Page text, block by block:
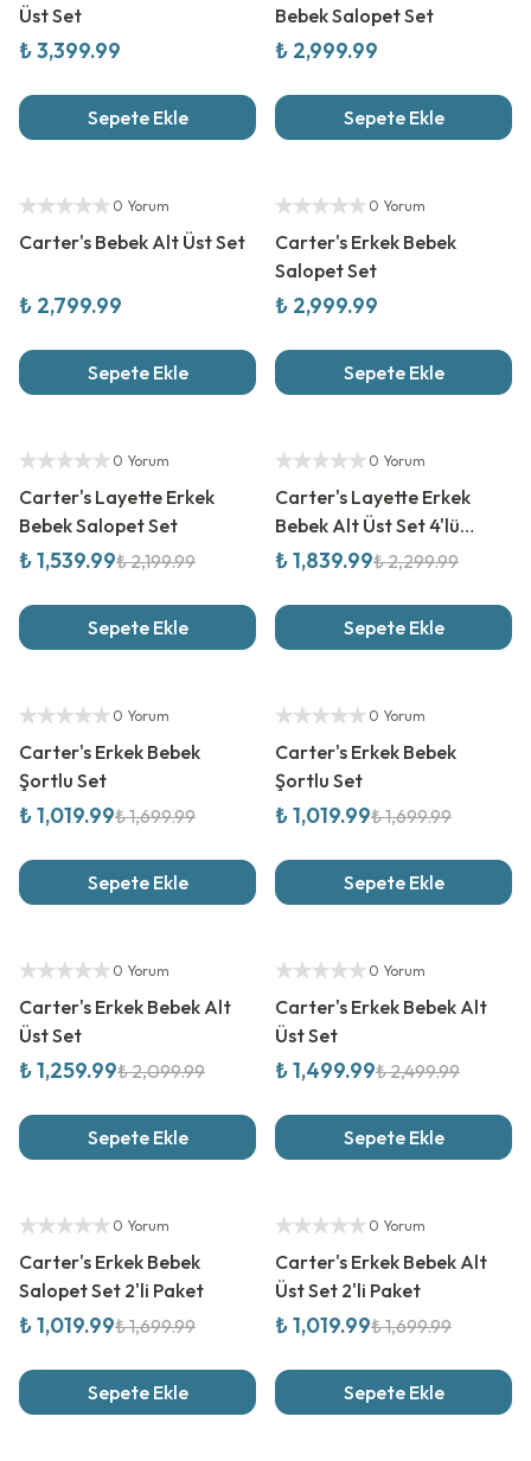
Üst Set
₺ 3,399.99
Sepete Ekle
Bebek Salopet Set
₺ 2,999.99
Sepete Ekle
0 Yorum
Carter's Bebek Alt Üst Set
₺ 2,799.99
Sepete Ekle
0 Yorum
Carter's Erkek Bebek
Salopet Set
₺ 2,999.99
Sepete Ekle
Yetkili Satıcı
0 Yorum
Carter's Layette Erkek
Bebek Salopet Set
₺ 1,539.99₺ 2,199.99
Sepete Ekle
Yetkili Satıcı
0 Yorum
Carter's Layette Erkek
Bebek Alt Üst Set 4'lü
Paket
₺ 1,839.99₺ 2,299.99
Sepete Ekle
Yetkili Satıcı
0 Yorum
Carter's Erkek Bebek
Şortlu Set
₺ 1,019.99₺ 1,699.99
Sepete Ekle
Yetkili Satıcı
0 Yorum
Carter's Erkek Bebek
Şortlu Set
₺ 1,019.99₺ 1,699.99
Sepete Ekle
Yetkili Satıcı
0 Yorum
Carter's Erkek Bebek Alt
Üst Set
₺ 1,259.99₺ 2,099.99
Sepete Ekle
Yetkili Satıcı
0 Yorum
Carter's Erkek Bebek Alt
Üst Set
₺ 1,499.99₺ 2,499.99
Sepete Ekle
Yetkili Satıcı
0 Yorum
Carter's Erkek Bebek
Salopet Set 2'li Paket
₺ 1,019.99₺ 1,699.99
Sepete Ekle
Yetkili Satıcı
0 Yorum
Carter's Erkek Bebek Alt
Üst Set 2'li Paket
₺ 1,019.99₺ 1,699.99
Sepete Ekle